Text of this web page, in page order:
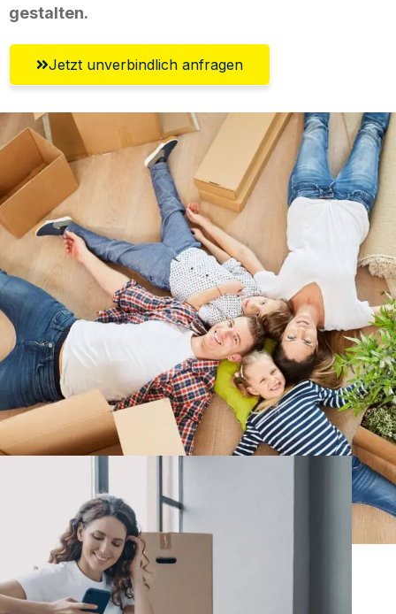
gestalten.
Jetzt unverbindlich anfragen